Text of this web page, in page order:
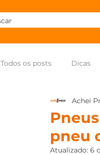
Todos os posts Dicas
Pneus para
pneu
Achei
Atualizado: 6